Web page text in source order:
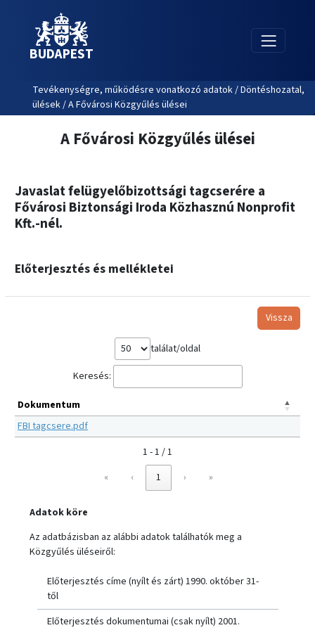
BUDAPEST
Tevékenységre, működésre vonatkozó adatok / Döntéshozatal,
ülések / A Fővárosi Közgyűlés ülései
A Fővárosi Közgyűlés ülései
Javaslat felügyelőbizottsági tagcserére a
Fővárosi Biztonsági Iroda Közhasznú Nonprofit
Kft.-nél.
Előterjesztés és mellékletei
Vissza
találat/oldal
Keresés:
Dokumentum
FBI tagcsere.pdf
1 - 1 / 1
«
‹ 1 › »
Adatok köre
Az adatbázisban az alábbi adatok találhatók meg a
Közgyűlés üléseiről:
Előterjesztés címe (nyílt és zárt) 1990. október 31-
től
Előterjesztés dokumentumai (csak nyílt) 2001.